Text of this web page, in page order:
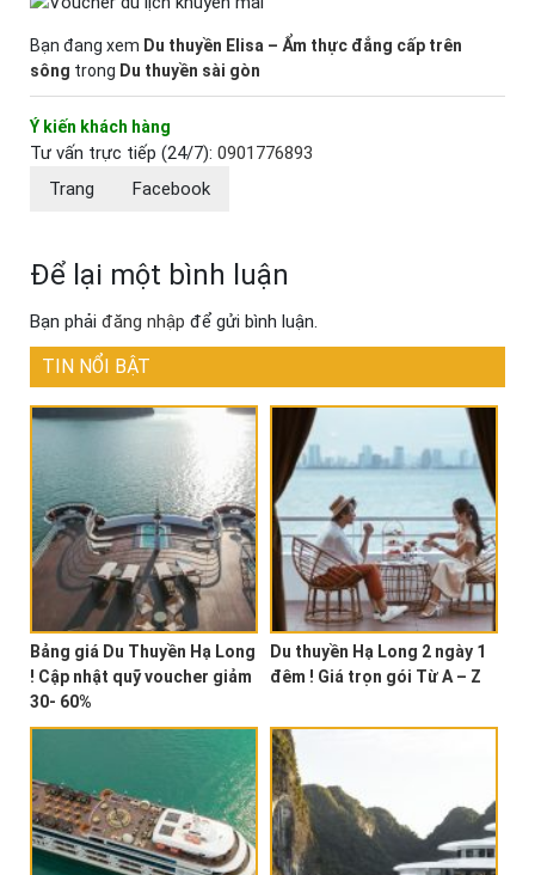
Bạn đang xem Du thuyền Elisa – Ẩm thực đẳng cấp trên
sông trong Du thuyền sài gòn
Ý kiến khách hàng
Tư vấn trực tiếp (24/7): 0901776893
Trang
Facebook
Để lại một bình luận
Bạn phải đăng nhập để gửi bình luận.
TIN NỔI BẬT
Bảng giá Du Thuyền Hạ Long
! Cập nhật quỹ voucher giảm
30- 60%
Du thuyền Hạ Long 2 ngày 1
đêm ! Giá trọn gói Từ A – Z